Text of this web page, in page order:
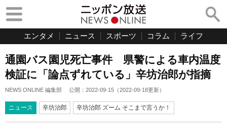
エンタメ ニュース スポーツ コラム ライフ
通園バス園児死亡事件 県警による車内温度
検証に「論点ずれている」辛坊治郎が指摘
NEWS ONLINE 編集部 公開： 2022-09-15 （2022-09-18更新）
ニュース 辛坊治郎 辛坊治郎 ズーム そこまで言うか！